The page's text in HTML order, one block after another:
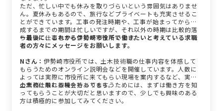
ただ、忙しい中でも休みを取りづらいという雰囲気はありませ
ん。夏休みもあるので、旅行などプライベートも充実させるこ
とができています。工事の発注時期や、工事が始まってから完
成するまでの期間は忙しいですが、それ以外の時期は比較的落
ち着いて仕事をすることができています。
ー最後に、これから伊勢崎市役所で働きたいと考えている求職
者の方々にメッセージをお願いします。
Nさん：伊勢崎市役所では、土木技術職の仕事内容を体感して
もらうためのオンライン説明会などを開催しています。人数に
よっては実際に市役所に来てもらい現場を案内するなど、実際
の業務に触れる機会もあります。
土木の仕事に興味を持ってもらうためには、まずは働き方を知
ってもらうことが大切だと思いますので、少しでも興味のある
方は積極的に参加してみてください。